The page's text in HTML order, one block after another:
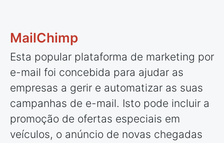
MailChimp
Esta popular plataforma de marketing por
e-mail foi concebida para ajudar as
empresas a gerir e automatizar as suas
campanhas de e-mail. Isto pode incluir a
promoção de ofertas especiais em
veículos, o anúncio de novas chegadas